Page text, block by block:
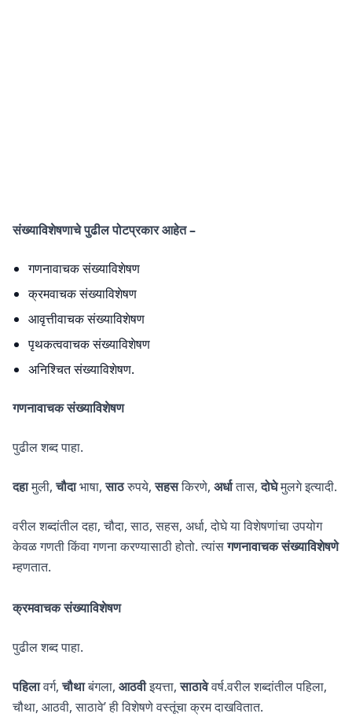
संख्याविशेषणाचे पुढील पोटप्रकार आहेत –
गणनावाचक संख्याविशेषण
क्रमवाचक संख्याविशेषण
आवृत्तीवाचक संख्याविशेषण
पृथकत्ववाचक संख्याविशेषण
अनिश्चित संख्याविशेषण.
गणनावाचक संख्याविशेषण
पुढील शब्द पाहा.
दहामुली,चौदाभाषा,साठरुपये,सहसकिरणे, अर्धातास,दोघेमुलगे इत्यादी.
वरील शब्दांतील दहा, चौदा, साठ, सहस, अर्धा, दोघे या विशेषणांचा उपयोग
केवळ गणती किंवा गणना करण्यासाठी होतो. त्यांसगणनावाचक संख्याविशेषणे
म्हणतात.
क्रमवाचक संख्याविशेषण
पुढील शब्द पाहा.
पहिलावर्ग,चौथाबंगला, आठवीइयत्ता,साठावेवर्ष.वरील शब्दांतील पहिला,
चौथा, आठवी, साठावे’ ही विशेषणे वस्तूंचा क्रम दाखवितात.